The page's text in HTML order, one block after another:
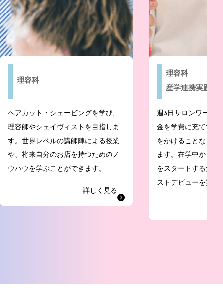
理容科
ヘアカット・シェービングを学び、
理容師やシェイヴィストを目指しま
す。世界レベルの講師陣による授業
や、将来自分のお店を持つためのノ
ウハウを学ぶことができます。
詳しく見る
理容科
産学連携実践型
週3日サロンワーク
金を学費に充てて保
をかけることなく自
ます。在学中からア
をスタートするため
ストデビューを実現